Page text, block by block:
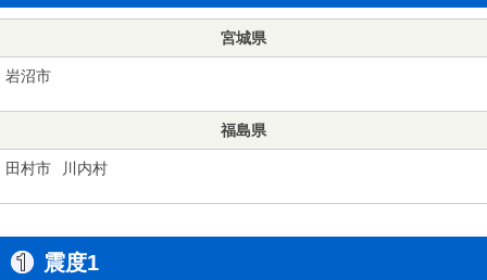
宮城県
岩沼市
福島県
田村市 川内村
震度1